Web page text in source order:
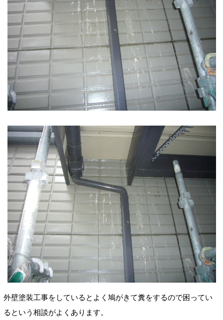
外壁塗装工事をしているとよく鳩がきて糞をするので困ってい
るという相談がよくあります。